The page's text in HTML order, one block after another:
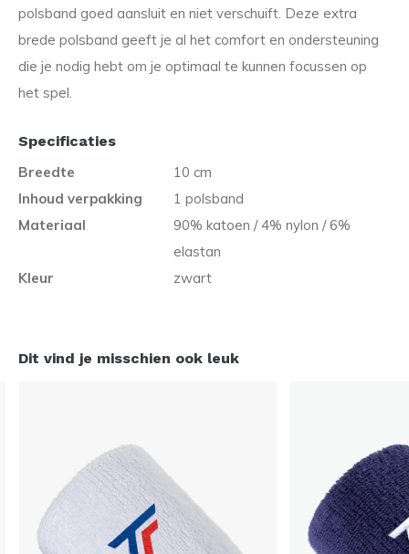
polsband goed aansluit en niet verschuift. Deze extra
brede polsband geeft je al het comfort en ondersteuning
die je nodig hebt om je optimaal te kunnen focussen op
het spel.
Specificaties
Breedte
10 cm
Inhoud verpakking
1 polsband
Materiaal
90% katoen / 4% nylon / 6%
elastan
Kleur
zwart
Dit vind je misschien ook leuk